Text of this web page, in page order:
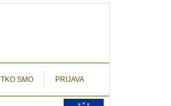
TKO SMO PRIJAVA